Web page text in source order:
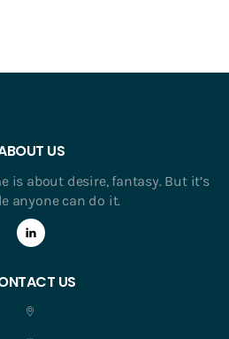
US
is about desire, fantasy. But it’s
anyone can do it.
US